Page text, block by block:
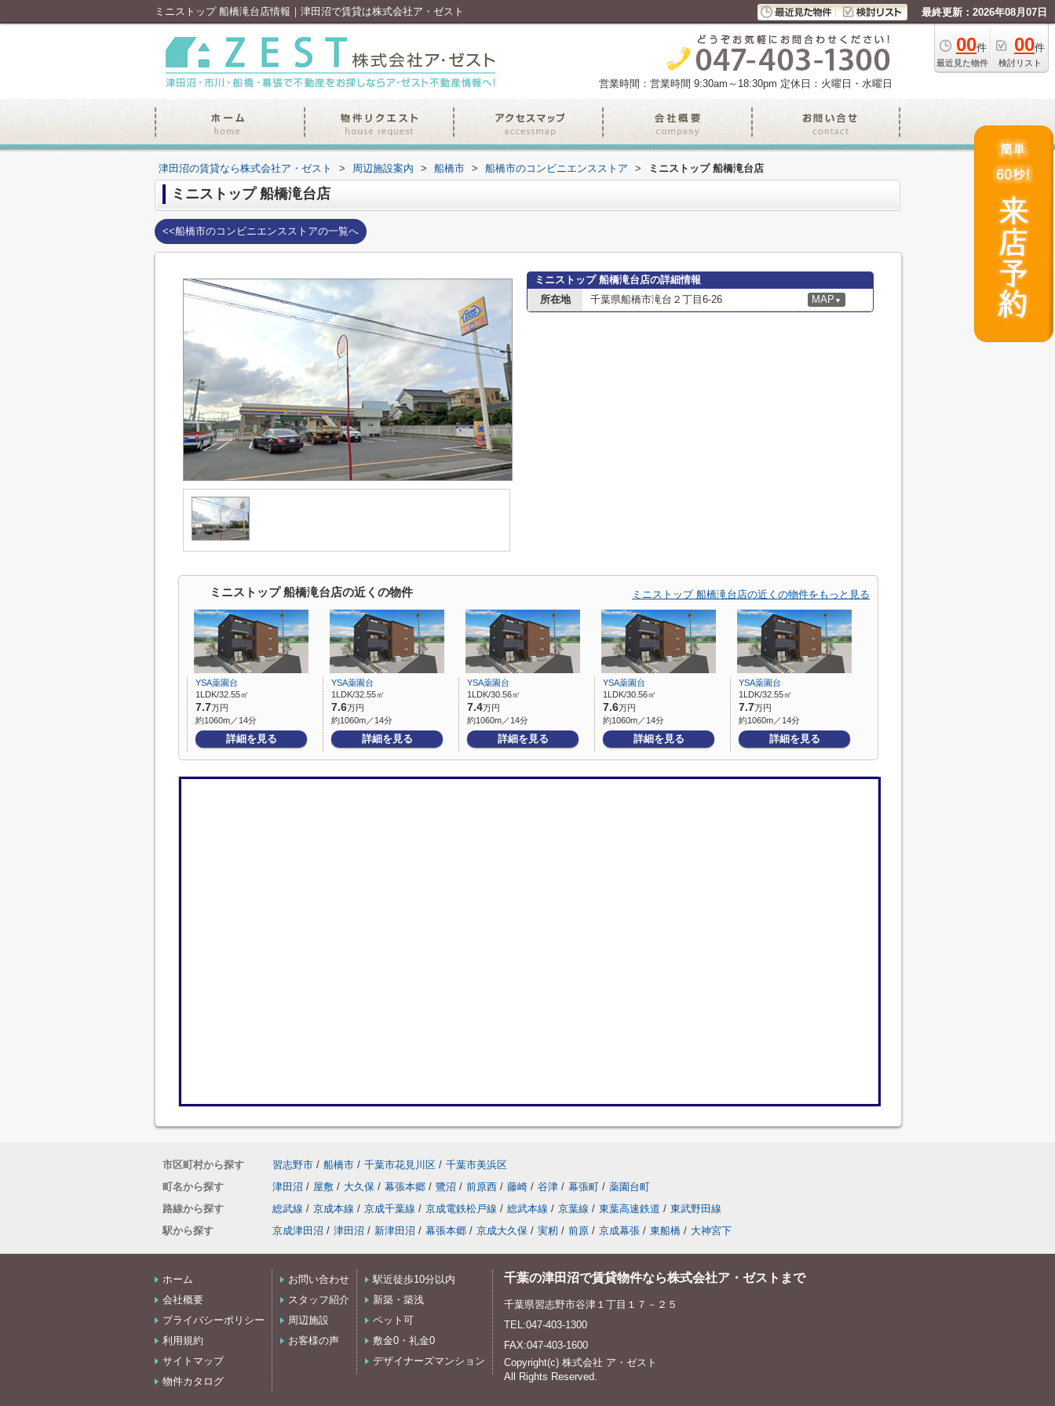
ミニストップ 船橋滝台店情報｜津田沼で賃貸は株式会社ア・ゼスト 最終更新：2026年08月07日
00件
最近見た物件
00件
検討リスト
営業時間：営業時間 9:30am～18:30pm 定休日：火曜日・水曜日
津田沼の賃貸なら株式会社ア・ゼスト > 周辺施設案内 > 船橋市 > 船橋市のコンビニエンスストア > ミニストップ 船橋滝台店
ミニストップ 船橋滝台店
<<船橋市のコンビニエンスストアの一覧へ
ミニストップ 船橋滝台店の詳細情報
所在地
千葉県船橋市滝台２丁目6-26 MAP ▼
ミニストップ 船橋滝台店の近くの物件 ミニストップ 船橋滝台店の近くの物件をもっと見る
YSA薬園台
1LDK/32.55㎡
7.7万円
約1060m／14分
詳細を見る
YSA薬園台
1LDK/32.55㎡
7.6万円
約1060m／14分
詳細を見る
YSA薬園台
1LDK/30.56㎡
7.4万円
約1060m／14分
詳細を見る
YSA薬園台
1LDK/30.56㎡
7.6万円
約1060m／14分
詳細を見る
YSA薬園台
1LDK/32.55㎡
7.7万円
約1060m／14分
詳細を見る
市区町村から探す 習志野市 / 船橋市 / 千葉市花見川区 / 千葉市美浜区
町名から探す
津田沼 / 屋敷 / 大久保 / 幕張本郷 / 鷺沼 / 前原西 / 藤崎 / 谷津 / 幕張町 / 薬園台町
路線から探す
総武線 / 京成本線 / 京成千葉線 / 京成電鉄松戸線 / 総武本線 / 京葉線 / 東葉高速鉄道 / 東武野田線
駅から探す
京成津田沼 / 津田沼 / 新津田沼 / 幕張本郷 / 京成大久保 / 実籾 / 前原 / 京成幕張 / 東船橋 / 大神宮下
ホーム
会社概要
プライバシーポリシー
利用規約
サイトマップ
物件カタログ
お問い合わせ
スタッフ紹介
周辺施設
お客様の声
駅近徒歩10分以内
新築・築浅
ペット可
敷金0・礼金0
デザイナーズマンション
千葉の津田沼で賃貸物件なら株式会社ア・ゼストまで
千葉県習志野市谷津１丁目１７－２５
TEL:047-403-1300
FAX:047-403-1600
Copyright(c) 株式会社 ア・ゼスト
All Rights Reserved.